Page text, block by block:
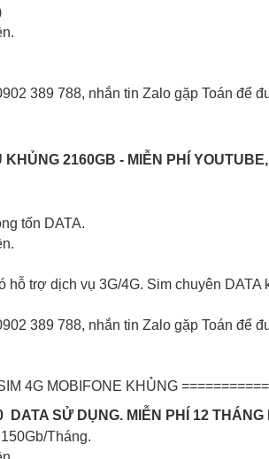
389 788, nhắn tin Zalo gặp Toán để
2160GB - MIỄN PHÍ
tốn DATA.
trợ dịch vụ 3G/4G. Sim chuyên DATA
389 788, nhắn tin Zalo gặp Toán để
4G MOBIFONE KHỦNG
DATA SỬ DỤNG. MIỄN PHÍ 12
Tháng.